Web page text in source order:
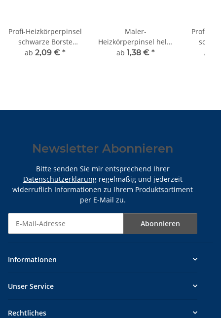
Profi-Heizkörperpinsel
schwarze Borste
rostfrei
ab 2,09 € *
Maler-
Heizkörperpinsel helle
Chinaborste
ab 1,38 € *
Profi-
Ab
Newsletter Abonnieren
Bitte senden Sie mir entsprechend Ihrer
Datenschutzerklärungregelmäßig und jederzeit
widerruflich Informationen zu Ihrem Produktsortiment
per E-Mail zu.
Abonnieren
Informationen
Unser Service
Rechtliches